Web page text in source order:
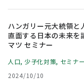
ハンガリー元大統領と
直面する日本の未来を
マツ セミナー
人口, 少子化対策, セミナ
2024/10/10